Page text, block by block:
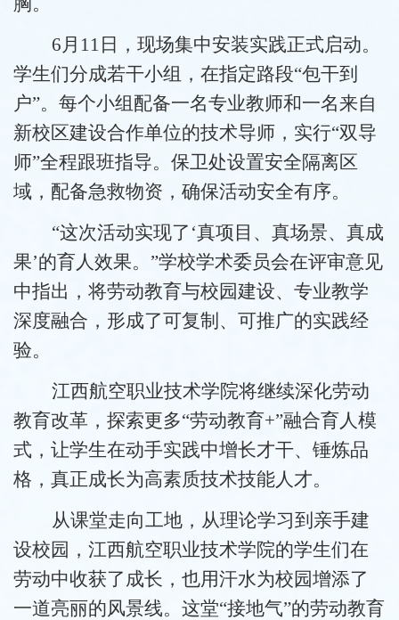
6月11日，现场集中安装实践正式启动。
学生们分成若干小组，在指定路段“包干到
户”。每个小组配备一名专业教师和一名来自
新校区建设合作单位的技术导师，实行“双导
师”全程跟班指导。保卫处设置安全隔离区
域，配备急救物资，确保活动安全有序。
“这次活动实现了‘真项目、真场景、真成
果’的育人效果。”学校学术委员会在评审意见
中指出，将劳动教育与校园建设、专业教学
深度融合，形成了可复制、可推广的实践经
验。
江西航空职业技术学院将继续深化劳动
教育改革，探索更多“劳动教育+”融合育人模
式，让学生在动手实践中增长才干、锤炼品
格，真正成长为高素质技术技能人才。
从课堂走向工地，从理论学习到亲手建
设校园，江西航空职业技术学院的学生们在
劳动中收获了成长，也用汗水为校园增添了
一道亮丽的风景线。这堂“接地气”的劳动教育